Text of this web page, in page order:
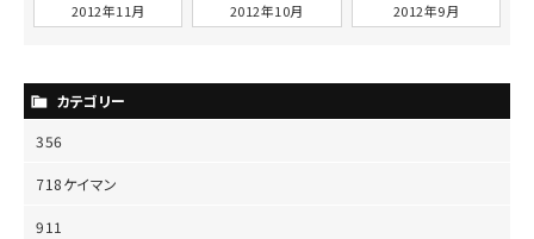
2012年11月 2012年10月 2012年9月
カテゴリー
356
718ケイマン
911